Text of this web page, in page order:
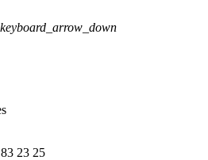
keyboard_arrow_down
23 25